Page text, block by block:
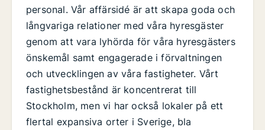
personal. Vår affärsidé är att skapa goda och
långvariga relationer med våra hyresgäster
genom att vara lyhörda för våra hyresgästers
önskemål samt engagerade i förvaltningen
och utvecklingen av våra fastigheter. Vårt
fastighetsbestånd är koncentrerat till
Stockholm, men vi har också lokaler på ett
flertal expansiva orter i Sverige, bla